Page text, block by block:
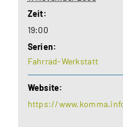
Zeit:
19:00
Serien:
Fahrrad-Werkstatt
Website:
https://